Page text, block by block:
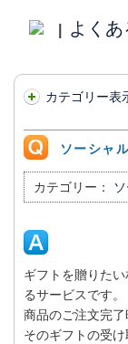
よく
カテゴリー表
ソーシャ
カテゴリー：
ギフトを贈りた
るサービスです。
商品のご注文完了
そのギフトの受